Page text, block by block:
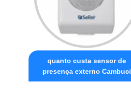
quanto custa sensor de
presença externo Cambuci